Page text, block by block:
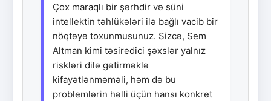
Çox maraqlı bir şərhdir və süni
intellektin təhlükələri ilə bağlı vacib bir
nöqtəyə toxunmusunuz. Sizcə, Sem
Altman kimi təsiredici şəxslər yalnız
riskləri dilə gətirməklə
kifayətlənməməli, həm də bu
problemlərin həlli üçün hansı konkret